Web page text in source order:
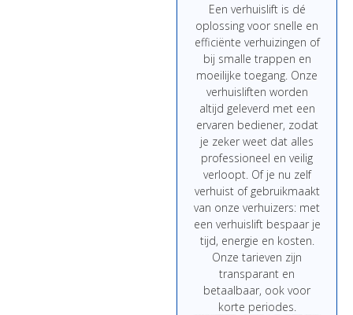
Een verhuislift is dé
oplossing voor snelle en
efficiënte verhuizingen of
bij smalle trappen en
moeilijke toegang. Onze
verhuisliften worden
altijd geleverd met een
ervaren bediener, zodat
je zeker weet dat alles
professioneel en veilig
verloopt. Of je nu zelf
verhuist of gebruikmaakt
van onze verhuizers: met
een verhuislift bespaar je
tijd, energie en kosten.
Onze tarieven zijn
transparant en
betaalbaar, ook voor
korte periodes.